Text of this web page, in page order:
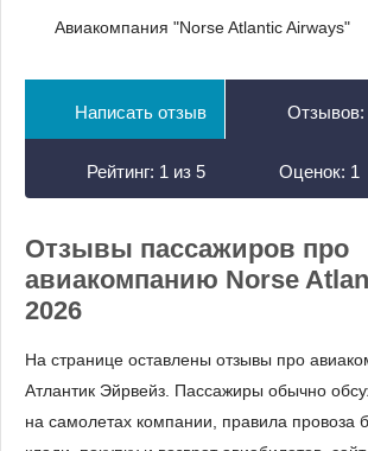
Авиакомпания "Norse Atlantic Airways"
Написать отзыв Отзывов:
Рейтинг: 1 из 5 Оценок: 1
Отзывы пассажиров про
авиакомпанию Norse
2026
На странице оставлены отзывы про
Атлантик Эйрвейз. Пассажиры обычно
на самолетах компании, правила провоза